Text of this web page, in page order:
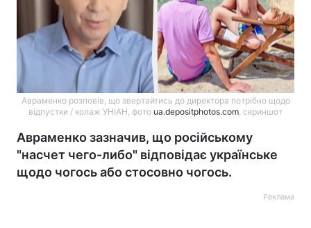
Авраменко розповів, що звертайтись до директора потрібно щодо
відпустки / колаж УНІАН, фото ua.depositphotos.com, скриншот
Авраменко зазначив, що російському
"насчет чего-либо" відповідає українське
щодо чогось або стосовно чогось.
Реклама